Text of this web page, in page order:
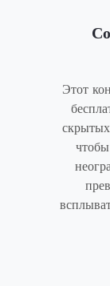
Этот